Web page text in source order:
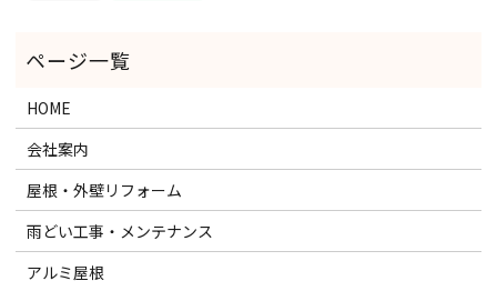
HOME
会社案内
屋根・外壁リフォーム
雨どい工事・メンテナンス
アルミ屋根